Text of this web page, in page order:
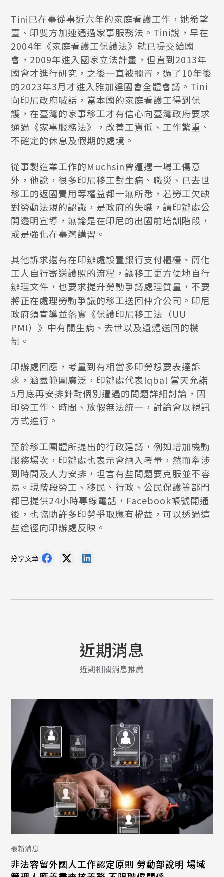
Tini已在臺從事近六年的家庭看護工作，她希望
臺、印雙方加速通過家事服務法。Tini說，早在
2004年《家庭看護工保護法》就已提交給國
會，2009年進入國家立法計畫，但直到2013年
國會才進行研究，之後一直被擱置，過了10年後
的2023年3月才進入雅加達國會全體會議。Tini
向印尼政府喊話，當本國的家庭看護工得到保
護，在臺灣的家事移工才有信心向臺灣政府要求
通過《家事服務法》，改善工資低、工作繁重、
不確定的休息及假期的處境。
從事製造業工作的Muchsin曾遭遇一場工傷意
外，他說，很多印尼移工對生病、職災、已去世
移工的返國費用等權益都一無所悉，若勞工欠缺
對勞動法規的認識，是政府的失職，請印辦處公
開透明宣導，無論是在印尼的出國前培訓階段，
或是強化在臺灣講習。
其他訴求還有在印辦處設置銀行支付櫃檯、簡化
工人自行寄送護照的流程，讓移工更方便地自行
辦理文件，也要求提升勞動爭議處理質量，不要
將正在處理勞動爭議的移工送回仲介公司。印尼
政府須宣導並落實《保護印尼移工法（UU
PMI）》中有關生病、去世以及遺體送回的機
制。
印辦處回應，考量到有相當多印勞想要表達訴
求，涵蓋範圍廣泛，印辦處代表Iqbal 當天允諾
5月底再安排針對個別遭遇的問題詳細討論，因
印勞工作、時間、放假無法統一，討論會以視訊
方式進行。
至於移工團體所提出的行政建議，例如增加機動
服務場次，印辦處也表示會納入考量，然而牽涉
到時間及人力安排，坦言有些問題要克服並不容
易。現階段勞工、移民、行政、公民保護等部門
都已提供24小時專線電話，Facebook帳號開通
後，也協助許多印勞爭取應有權益，可以透過這
些途徑向印辦處反映。
分享文章
近期消息
近期相關消息推薦
最新消息
非法容留外國人工作認定原則 勞動部說明 場域